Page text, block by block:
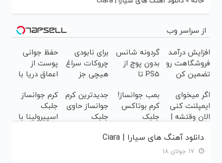
از سراسر وب
افزایش درآمـد
فروشگاهت رو
تضمین کن
گردونه شانس
بدون پوچ از
PS5 تا
بیت کوین 🔥
برای نابودی
چروکات سراغ
هیچی جز
نرو(تخفیف40%)
حفظ جوانی
پوست از
اعماق دریا با
اسپیرولینا
اگر میخوای
ایمپلنت کنی
الان وقتشه |
میلیون
تومان!!!
بمب جوانساز!
کرم بوتاکس
جلبک
جدیدترین کرم
جوانساز حاوی
جلبک
لینک خرید با
کرم جوانساز
جلبک
اسپیرولینا با
دانلود آهنگ های سیارا | Ciara